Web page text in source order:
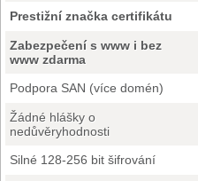
Prestižní značka certifikátu
Zabezpečení s www i bez
www zdarma
Podpora SAN (více domén)
Žádné hlášky o
nedůvěryhodnosti
Silné 128-256 bit šifrování